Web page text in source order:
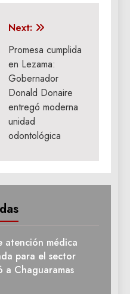
Next:
Promesa cumplida
en Lezama:
Gobernador
Donald Donaire
entregó moderna
unidad
odontológica
atención médica
para el sector
a Chaguaramas